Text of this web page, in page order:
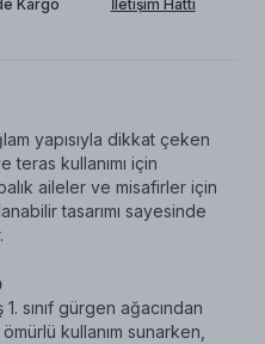
Kargo
İletişim Hattı
yapısıyla dikkat çeken
kullanımı için
aileler ve misafirler için
tasarımı sayesinde
sınıf gürgen ağacından
kullanım sunarken,